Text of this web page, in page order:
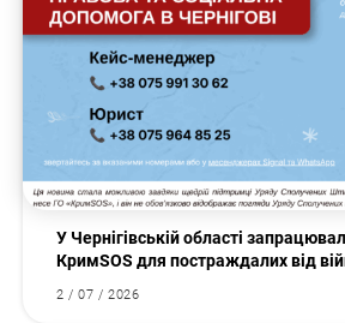
У Чернігівській області
КримSOS для постраждалих від
2 / 07 / 2026